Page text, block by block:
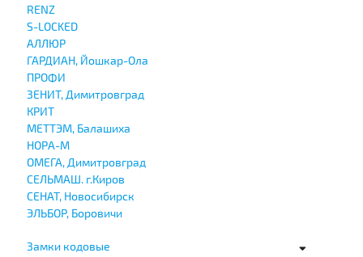
RENZ
S-LOCKED
АЛЛЮР
ГАРДИАН, Йошкар-Ола
ПРОФИ
ЗЕНИТ, Димитровград
КРИТ
МЕТТЭМ, Балашиха
НОРА-М
ОМЕГА, Димитровград
СЕЛЬМАШ. г.Киров
СЕНАТ, Новосибирск
ЭЛЬБОР, Боровичи
Замки кодовые